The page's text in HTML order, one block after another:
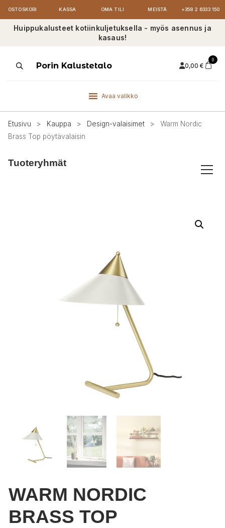
OSTOSKORI KASSA OMA TILI MEISTÄ +358 2 6333 150
Huippukalusteet kotiinkuljetuksella - myös asennus ja
kasaus!
ProductsPorin Kalustetalo 0,00 €
0
Avaa valikko
Etusivu > Kauppa > Design-valaisimet >
Warm Nordic
Brass Top pöytävalaisin
Tuoteryhmät
WARM NORDIC
BRASS TOP